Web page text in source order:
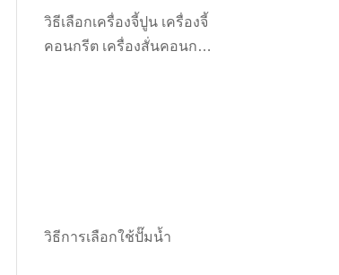
วิธีเลือกเครื่องจี้ปูน เครื่องจี้
คอนกรีต เครื่องสั่นคอนกรีต
วิธีการเลือกใช้ปั๊มน้ำ